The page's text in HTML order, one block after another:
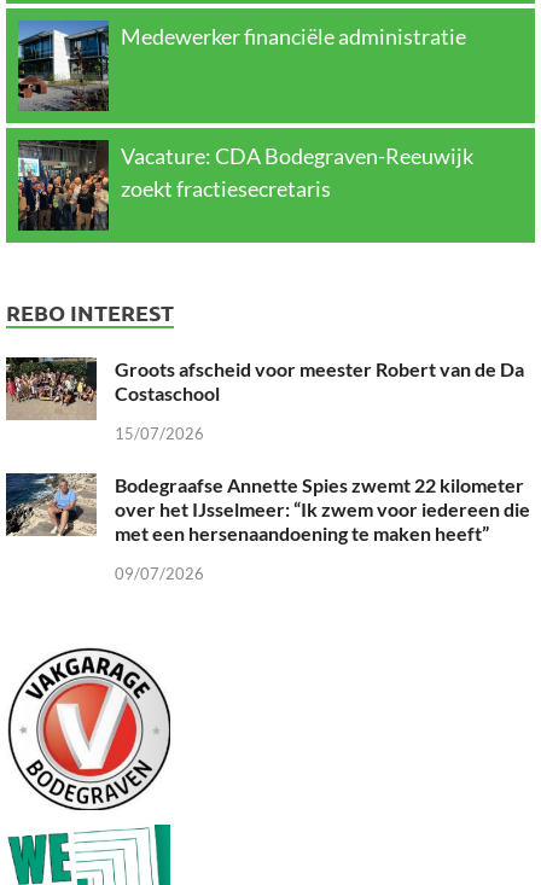
Medewerker financiële administratie
Vacature: CDA Bodegraven-Reeuwijk
zoekt fractiesecretaris
REBO INTEREST
Groots afscheid voor meester Robert van de Da
Costaschool
15/07/2026
Bodegraafse Annette Spies zwemt 22 kilometer
over het IJsselmeer: “Ik zwem voor iedereen die
met een hersenaandoening te maken heeft”
09/07/2026